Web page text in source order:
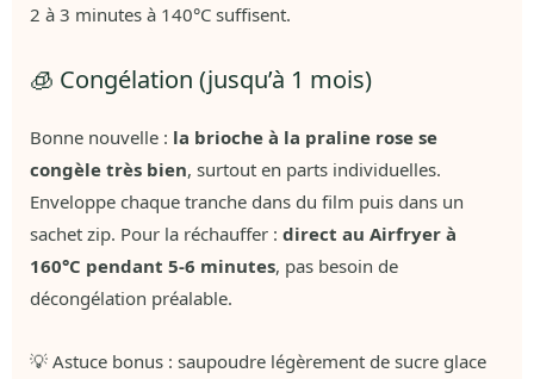
2 à 3 minutes à 140°C suffisent.
🧊 Congélation (jusqu’à 1 mois)
Bonne nouvelle : la brioche à la praline rose se
congèle très bien, surtout en parts individuelles.
Enveloppe chaque tranche dans du film puis dans un
sachet zip. Pour la réchauffer : direct au Airfryer à
160°C pendant 5-6 minutes, pas besoin de
décongélation préalable.
💡 Astuce bonus : saupoudre légèrement de sucre glace